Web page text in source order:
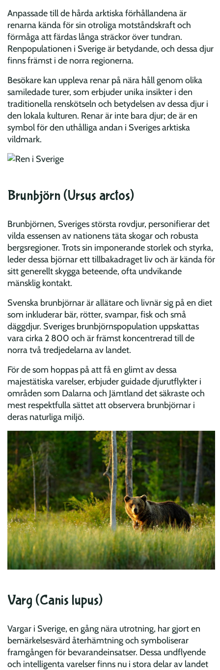
Anpassade till de hårda arktiska förhållandena är
renarna kända för sin otroliga motståndskraft och
förmåga att färdas långa sträckor över tundran.
Renpopulationen i Sverige är betydande, och dessa djur
finns främst i de norra regionerna.
Besökare kan uppleva renar på nära håll genom olika
samiledade turer, som erbjuder unika insikter i den
traditionella renskötseln och betydelsen av dessa djur i
den lokala kulturen. Renar är inte bara djur; de är en
symbol för den uthålliga andan i Sveriges arktiska
vildmark.
Brunbjörn (Ursus arctos)
Brunbjörnen, Sveriges största rovdjur, personifierar det
vilda essensen av nationens täta skogar och robusta
bergsregioner. Trots sin imponerande storlek och styrka,
leder dessa björnar ett tillbakadraget liv och är kända för
sitt generellt skygga beteende, ofta undvikande
mänsklig kontakt.
Svenska brunbjörnar är allätare och livnär sig på en diet
som inkluderar bär, rötter, svampar, fisk och små
däggdjur. Sveriges brunbjörnspopulation uppskattas
vara cirka 2 800 och är främst koncentrerad till de
norra två tredjedelarna av landet.
För de som hoppas på att få en glimt av dessa
majestätiska varelser, erbjuder guidade djurutflykter i
områden som Dalarna och Jämtland det säkraste och
mest respektfulla sättet att observera brunbjörnar i
deras naturliga miljö.
Varg (Canis lupus)
Vargar i Sverige, en gång nära utrotning, har gjort en
bemärkelsesvärd återhämtning och symboliserar
framgången för bevarandeinsatser. Dessa undflyende
och intelligenta varelser finns nu i stora delar av landet